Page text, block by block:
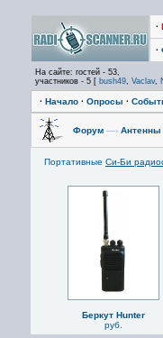
·
·
На сайте: гостей - 53,
участников - 5 [ bush49, Vaclav,
· Начало · Опросы ·
Форум —›
Портативные Си-Би
Беркут Hunter
руб.